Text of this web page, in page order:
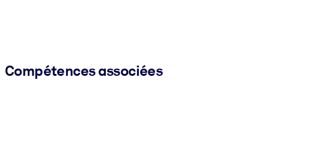
Compétences associées